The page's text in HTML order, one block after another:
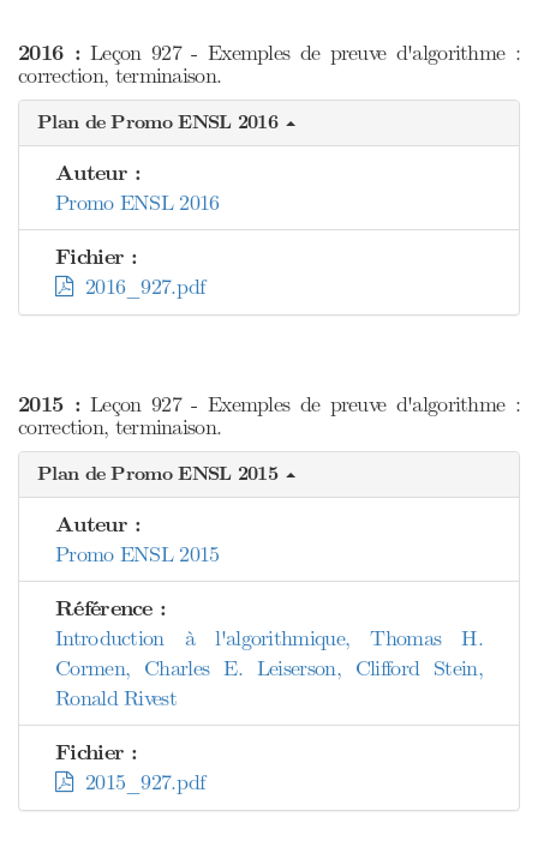
2016 :Leçon 927 - Exemples de preuve d'algorithme :
correction, terminaison.
Plan de Promo ENSL 2016
Auteur :
Promo ENSL 2016
Fichier :
2016_927.pdf
2015 :Leçon 927 - Exemples de preuve d'algorithme :
correction, terminaison.
Plan de Promo ENSL 2015
Auteur :
Promo ENSL 2015
Référence :
Introduction à l'algorithmique, Thomas H.
Cormen, Charles E. Leiserson, Clifford Stein,
Ronald Rivest
Fichier :
2015_927.pdf